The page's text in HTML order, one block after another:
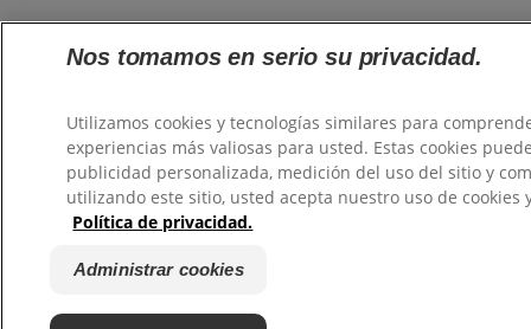
Nos tomamos en serio su privacidad.
Utilizamos cookies y tecnologías similares para
experiencias más valiosas para usted. Estas cookies
publicidad personalizada, medición del uso del sitio y
utilizando este sitio, usted acepta nuestro uso de
Política de privacidad.
Administrar cookies